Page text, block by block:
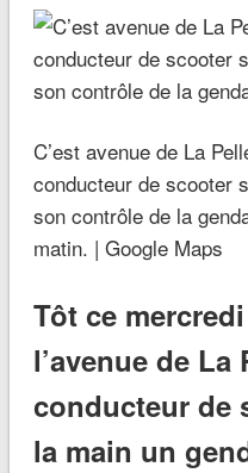
C’est avenue de La
conducteur de scooter
son contrôle de la
matin. | Google Maps
Tôt ce
l’avenue de La
conducteur de
la main un